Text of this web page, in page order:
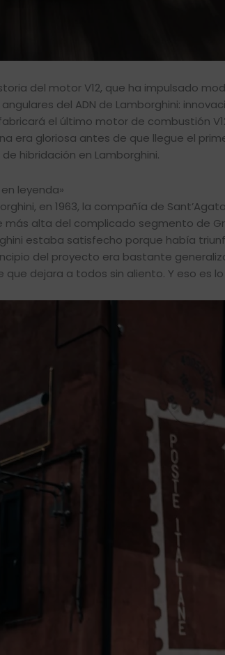
del motor V12, que ha impulsado
del ADN de Lamborghini:
el último motor de combustión
era gloriosa antes de que llegue el
hibridación en Lamborghini.
leyenda»
en 1963, la compañía de
alta del complicado segmento de
estaba satisfecho porque había
del proyecto era bastante
dejara a todos sin aliento. Y eso es lo